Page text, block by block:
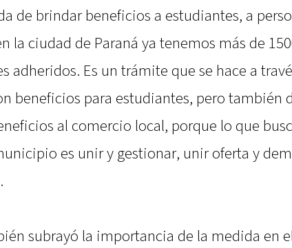
de brindar beneficios a estudiantes, a
la ciudad de Paraná ya tenemos más de
adheridos. Es un trámite que se hace a
beneficios para estudiantes, pero también
al comercio local, porque lo que
es unir y gestionar, unir oferta y
subrayó la importancia de la medida en